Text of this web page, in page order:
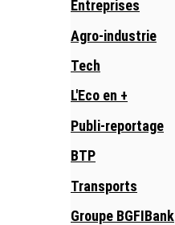
Entreprises
Agro-industrie
Tech
L'Eco en +
Publi-reportage
BTP
Transports
Groupe BGFIBank